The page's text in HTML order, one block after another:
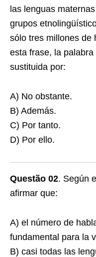
las lenguas
grupos
sólo tres millones de
esta frase, la
sustituida por:
A) No obstante.
B) Además.
C) Por tanto.
D) Por ello.
Questão 02. Según
afirmar que:
A) el número de
fundamental para la
B) casi todas las